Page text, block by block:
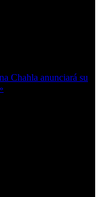
Chahla anunciará su